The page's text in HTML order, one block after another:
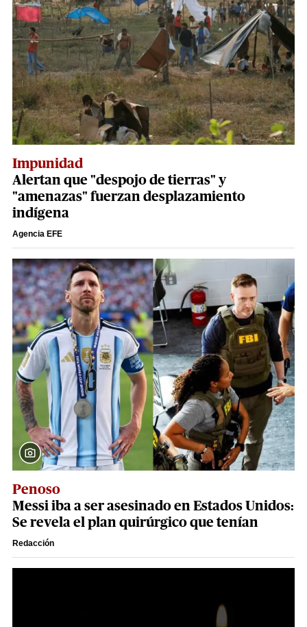
Impunidad
Alertan que "despojo de tierras" y
"amenazas" fuerzan desplazamiento
indígena
Agencia EFE
Penoso
Messi iba a ser asesinado en Estados Unidos:
Se revela el plan quirúrgico que tenían
Redacción